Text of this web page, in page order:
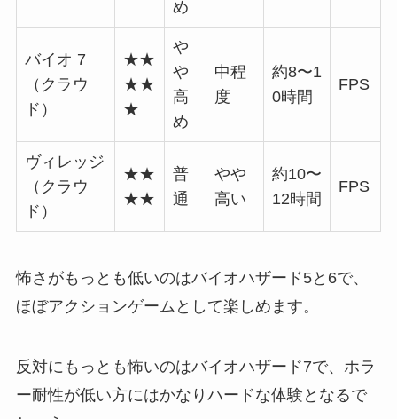
め
バイオ 7
（クラウ
ド）
★★
★★
★
や
や
高
め
中程
度
約8〜1
0時間
FPS
ヴィレッジ
（クラウ
ド）
★★
★★
普
通
やや
高い
約10〜
12時間
FPS
怖さがもっとも低いのはバイオハザード5と6で、
ほぼアクションゲームとして楽しめます。
反対にもっとも怖いのはバイオハザード7で、ホラ
ー耐性が低い方にはかなりハードな体験となるで